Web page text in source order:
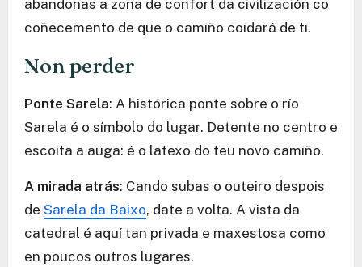
abandonas a zona de confort da civilización co
coñecemento de que o camiño coidará de ti.
Non perder
Ponte Sarela: A histórica ponte sobre o río
Sarela é o símbolo do lugar. Detente no centro e
escoita a auga: é o latexo do teu novo camiño.
A mirada atrás: Cando subas o outeiro despois
de Sarela da Baixo, date a volta. A vista da
catedral é aquí tan privada e maxestosa como
en poucos outros lugares.